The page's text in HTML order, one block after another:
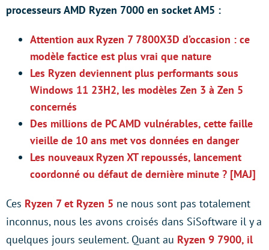
processeurs AMD Ryzen 7000 en socket AM5 :
Attention aux Ryzen 7 7800X3D d’occasion : ce
modèle factice est plus vrai que nature
Les Ryzen deviennent plus performants sous
Windows 11 23H2, les modèles Zen 3 à Zen 5
concernés
Des millions de PC AMD vulnérables, cette faille
vieille de 10 ans met vos données en danger
Les nouveaux Ryzen XT repoussés, lancement
coordonné ou défaut de dernière minute ? [MAJ]
Ces Ryzen 7 et Ryzen 5 ne nous sont pas totalement
inconnus, nous les avons croisés dans SiSoftware il y a
quelques jours seulement. Quant au Ryzen 9 7900, il